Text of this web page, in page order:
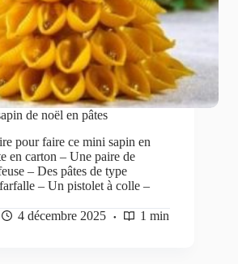
de noël en pâtes
pour faire ce mini sapin en
en carton – Une paire de
– Des pâtes de type
– Un pistolet à colle –
4 décembre 2025 1 min